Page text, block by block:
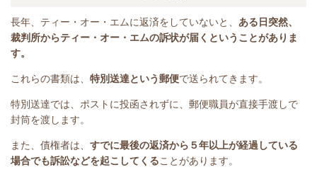
長年、ティー・オー・エムに返済をしていないと
ある日突然、
裁判所からティー・オー・エムの訴状が届くということがありま
す。
これらの書類は、 特別送達という郵便で送られてきます。
特別送達では、ポストに投函されずに、郵便職員が直接手渡しで
封筒を渡します。
また、債権者は、 すでに最後の返済から５年以上が経過している
場合でも訴訟などを起こしてくることがあります。